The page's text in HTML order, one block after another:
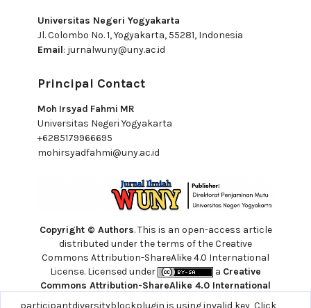
Universitas Negeri Yogyakarta
Jl. Colombo No. 1, Yogyakarta, 55281, Indonesia
Email: jurnalwuny@uny.ac.id
Principal Contact
Moh Irsyad Fahmi MR
Universitas Negeri Yogyakarta
+6285179966695
mohirsyadfahmi@uny.ac.id
Copyright © Authors. This is an open-access article
distributed under the terms of the Creative
Commons Attribution-ShareAlike 4.0 International
License. Licensed under
a Creative
Commons Attribution-ShareAlike 4.0 International
License
. Site using Noble OJS 3 Theme
noblethemeplugin is using invalid key,Click here to support
participantdiversityblockplugin is using invalid key, Click